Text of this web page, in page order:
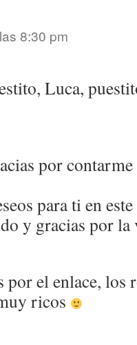
8:30 pm
Luca,
por contarme
para ti en
y gracias por la
el enlace, los
ricos